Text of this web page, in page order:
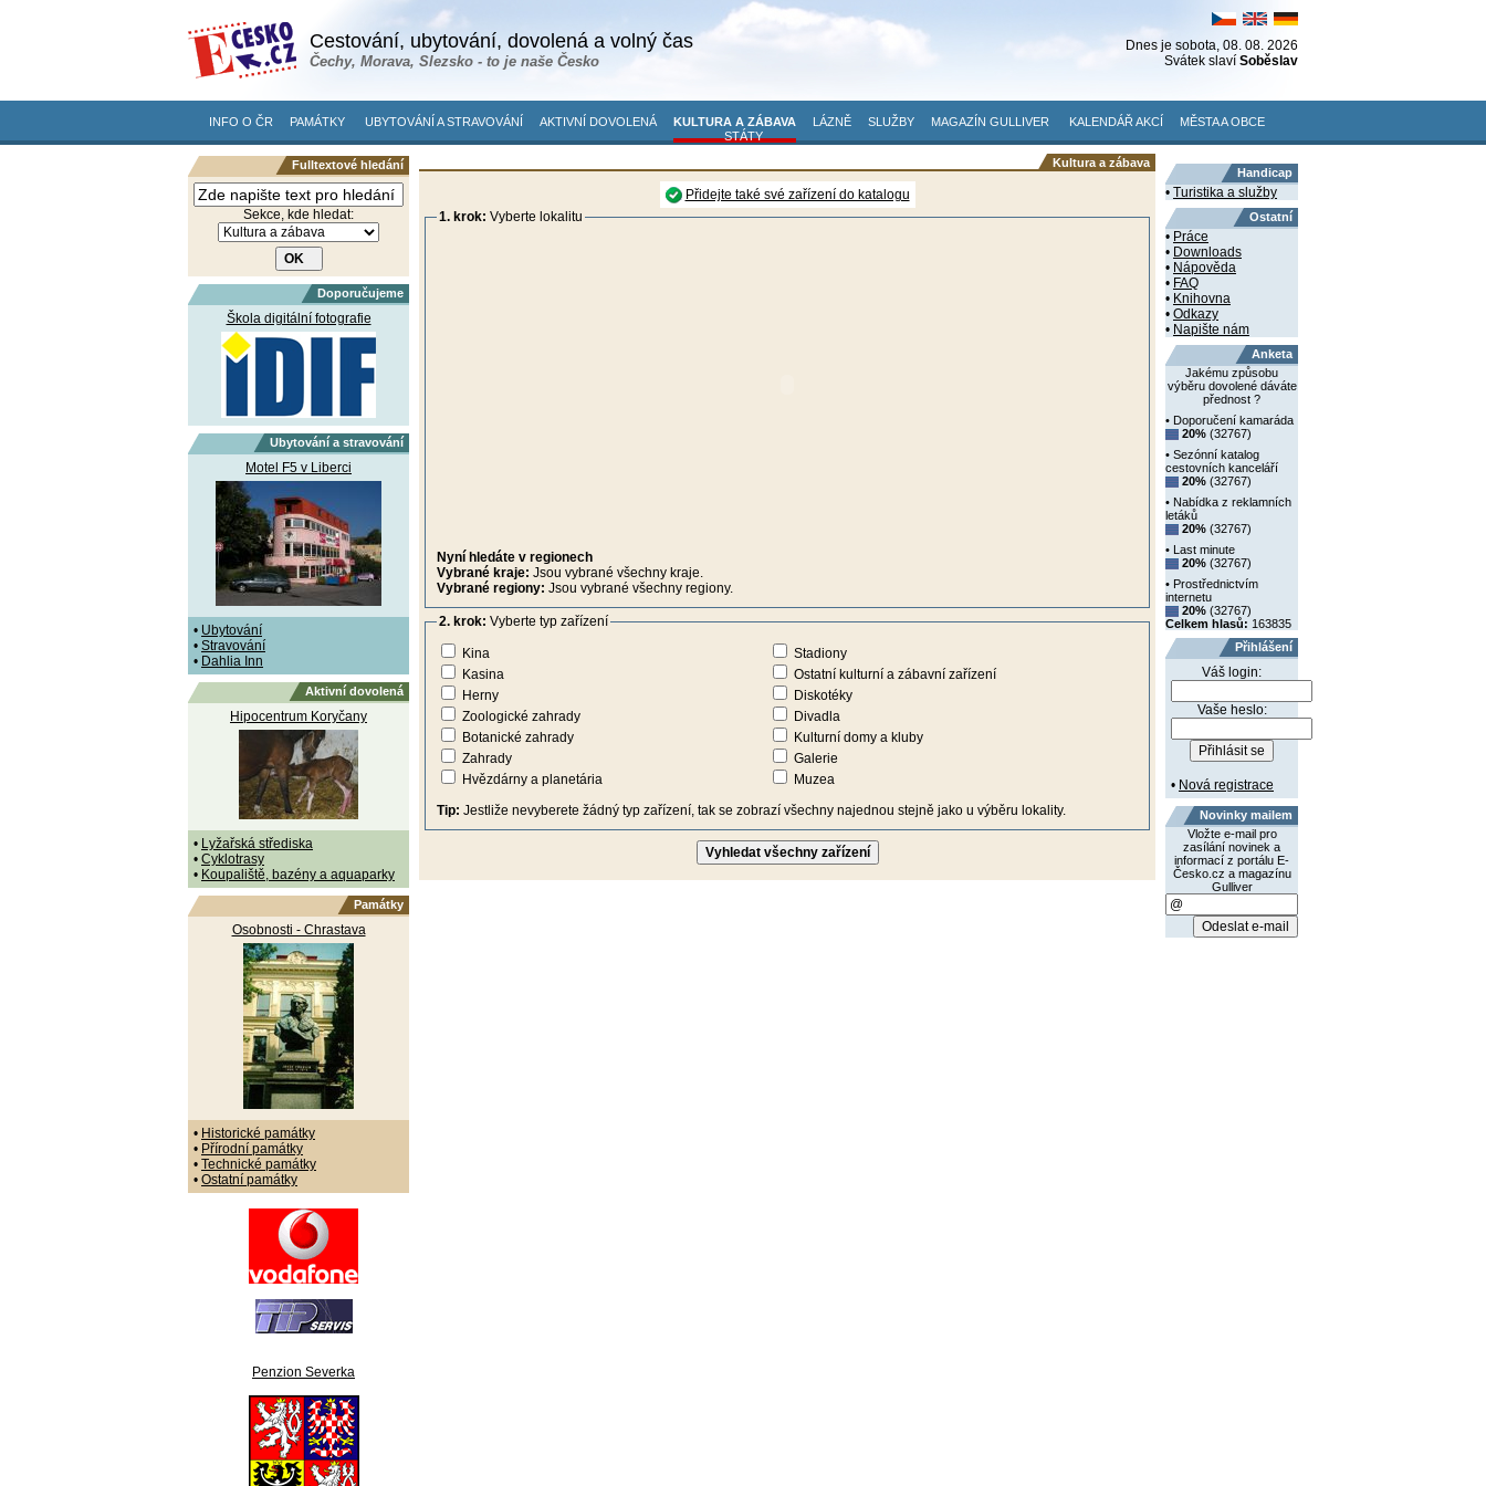
Cestování, ubytování, dovolená a volný čas
Čechy, Morava, Slezsko - to je naše Česko
Dnes je sobota, 08. 08. 2026
Svátek slaví Soběslav
INFO O ČR PAMÁTKY UBYTOVÁNÍ A STRAVOVÁNÍ AKTIVNÍ DOVOLENÁ KULTURA A ZÁBAVA LÁZNĚ SLUŽBY MAGAZÍN GULLIVER KALENDÁŘ AKCÍ
MĚSTA A OBCE
STÁTY
Fulltextové hledání
Sekce, kde hledat:
Doporučujeme
Škola digitální fotografie
Ubytování a stravování
Motel F5 v Liberci
• Ubytování
• Stravování
• Dahlia Inn
Aktivní dovolená
Hipocentrum Koryčany
• Lyžařská střediska
• Cyklotrasy
• Koupaliště, bazény a aquaparky
Památky
Osobnosti - Chrastava
• Historické památky
• Přírodní památky
• Technické památky
• Ostatní památky
Penzion Severka
Kultura a zábava
Přidejte také své zařízení do katalogu
1. krok: Vyberte lokalitu
Nyní hledáte v regionech
Vybrané kraje: Jsou vybrané všechny kraje.
Vybrané regiony: Jsou vybrané všechny regiony.
2. krok: Vyberte typ zařízení
Kina
Kasina
Herny
Zoologické zahrady
Botanické zahrady
Zahrady
Hvězdárny a planetária
Stadiony
Ostatní kulturní a zábavní zařízení
Diskotéky
Divadla
Kulturní domy a kluby
Galerie
Muzea
Tip: Jestliže nevyberete žádný typ zařízení, tak se zobrazí všechny najednou stejně jako u výběru lokality.
Handicap
• Turistika a služby
Ostatní
• Práce
• Downloads
• Nápověda
• FAQ
• Knihovna
• Odkazy
• Napište nám
Anketa
Jakému způsobu
výběru dovolené dáváte
přednost ?
• Doporučení kamaráda
20% (32767)
• Sezónní katalog
cestovních kanceláří
20% (32767)
• Nabídka z reklamních
letáků
20% (32767)
• Last minute
20% (32767)
• Prostřednictvím
internetu
20% (32767)
Celkem hlasů: 163835
Přihlášení
Váš login:
Vaše heslo:
• Nová registrace
Novinky mailem
Vložte e-mail pro
zasílání novinek a
informací z portálu E-
Česko.cz a magazínu
Gulliver